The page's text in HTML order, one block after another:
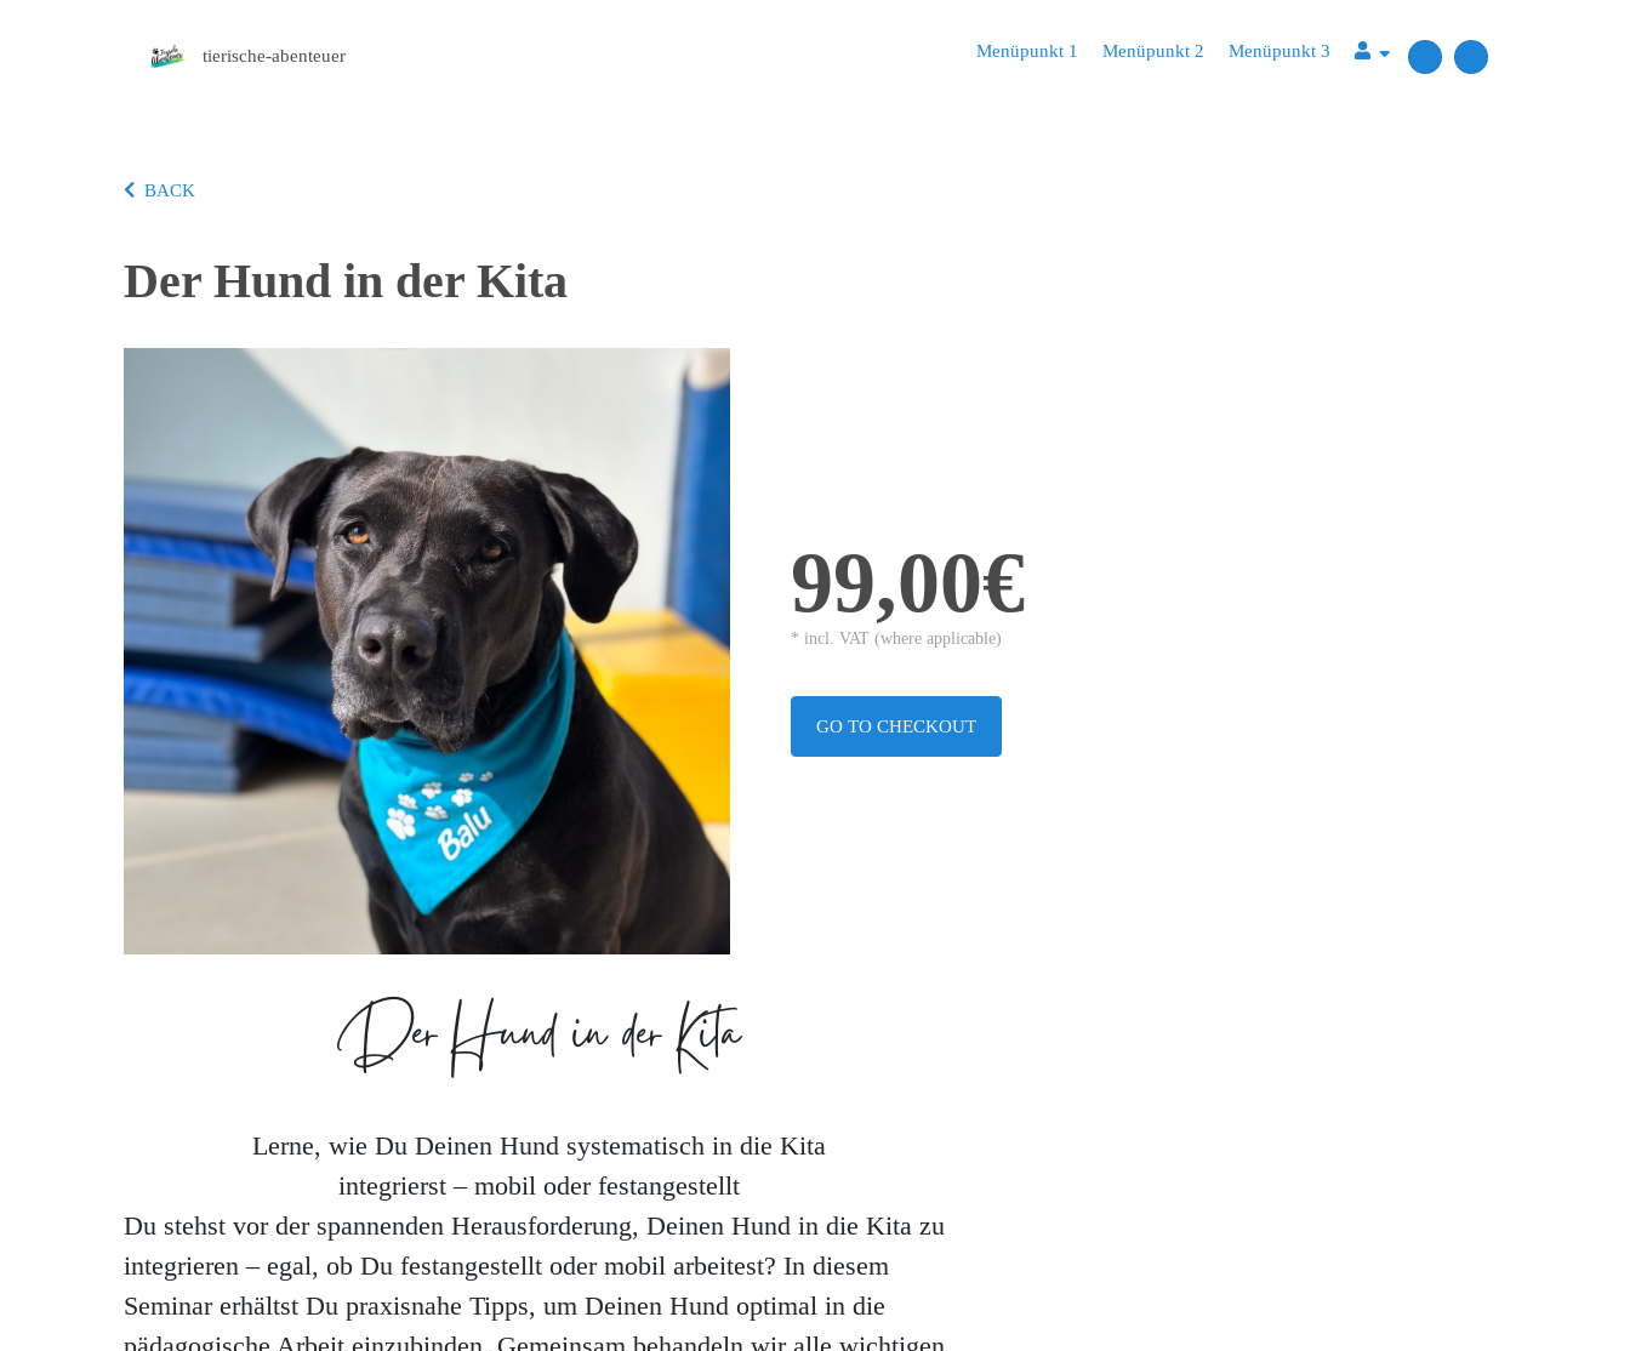
tierische-abenteuer Menüpunkt 1 Menüpunkt 2 Menüpunkt 3
BACK
Der Hund in der Kita
99,00€
* incl. VAT (where applicable)
GO TO CHECKOUT
Der Hund in der Kita
Lerne, wie Du Deinen Hund systematisch in die Kita
integrierst – mobil oder festangestellt
Du stehst vor der spannenden Herausforderung, Deinen Hund in die Kita zu
integrieren – egal, ob Du festangestellt oder mobil arbeitest? In diesem
Seminar erhältst Du praxisnahe Tipps, um Deinen Hund optimal in die